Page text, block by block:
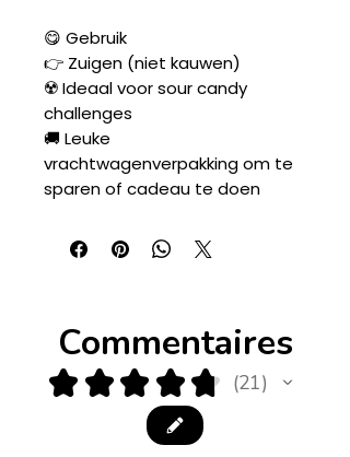
😋 Gebruik
👉 Zuigen (niet kauwen)
☢️ Ideaal voor sour candy
challenges
🚚 Leuke
vrachtwagenverpakking om te
sparen of cadeau te doen
Commentaires
★ ★ ★ ★ ★ 21
21